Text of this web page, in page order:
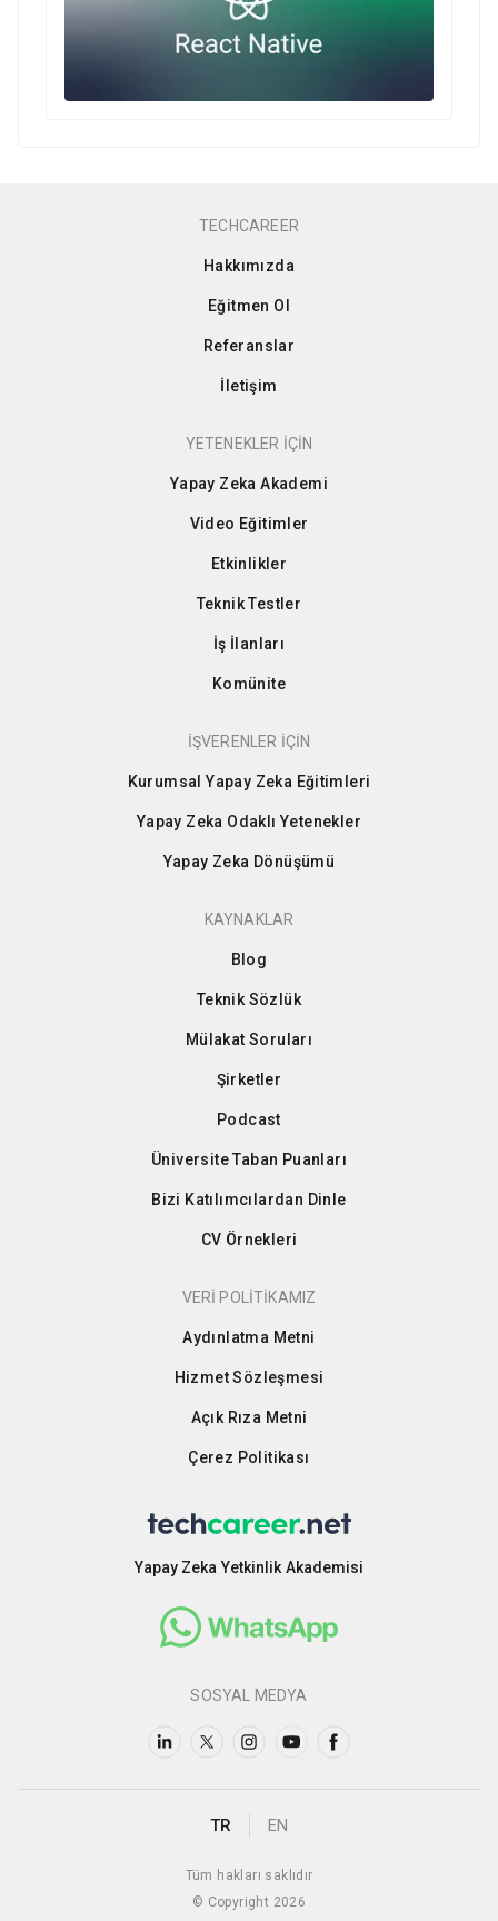
TECHCAREER
Hakkımızda
Eğitmen Ol
Referanslar
İletişim
YETENEKLER İÇİN
Yapay Zeka Akademi
Video Eğitimler
Etkinlikler
Teknik Testler
İş İlanları
Komünite
İŞVERENLER İÇİN
Kurumsal Yapay Zeka Eğitimleri
Yapay Zeka Odaklı Yetenekler
Yapay Zeka Dönüşümü
KAYNAKLAR
Blog
Teknik Sözlük
Mülakat Soruları
Şirketler
Podcast
Üniversite Taban Puanları
Bizi Katılımcılardan Dinle
CV Örnekleri
VERİ POLİTİKAMIZ
Aydınlatma Metni
Hizmet Sözleşmesi
Açık Rıza Metni
Çerez Politikası
Yapay Zeka Yetkinlik Akademisi
SOSYAL MEDYA
TR EN
Tüm hakları saklıdır
© Copyright 2026